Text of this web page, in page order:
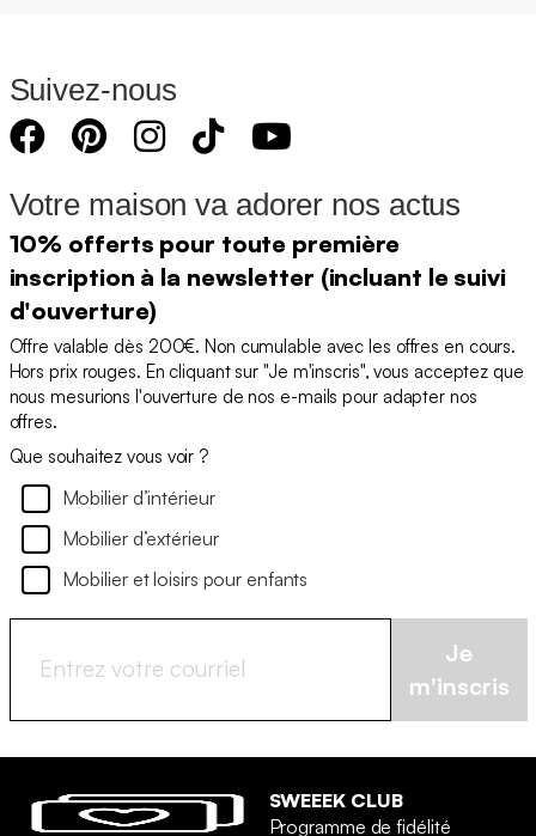
Suivez-nous
Votre maison va adorer nos actus
10% offerts pour toute première
inscription à la newsletter (incluant le suivi
d'ouverture)
Offre valable dès 200€. Non cumulable avec les offres en cours.
Hors prix rouges. En cliquant sur "Je m'inscris", vous acceptez que
nous mesurions l'ouverture de nos e-mails pour adapter nos
offres.
Que souhaitez vous voir ?
Mobilier d’intérieur
Mobilier d’extérieur
Mobilier et loisirs pour enfants
Je
m'inscris
SWEEEK CLUB
Programme de fidélité